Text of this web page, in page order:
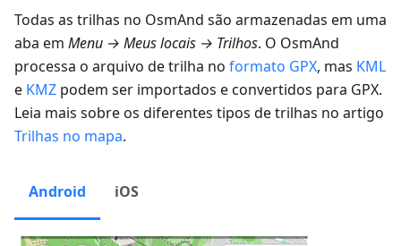
Todas as trilhas no OsmAnd são armazenadas em uma
aba em Menu → Meus locais → Trilhos. O OsmAnd
processa o arquivo de trilha no formato GPX, mas KML
e KMZ podem ser importados e convertidos para GPX.
Leia mais sobre os diferentes tipos de trilhas no artigo
Trilhas no mapa.
Android iOS